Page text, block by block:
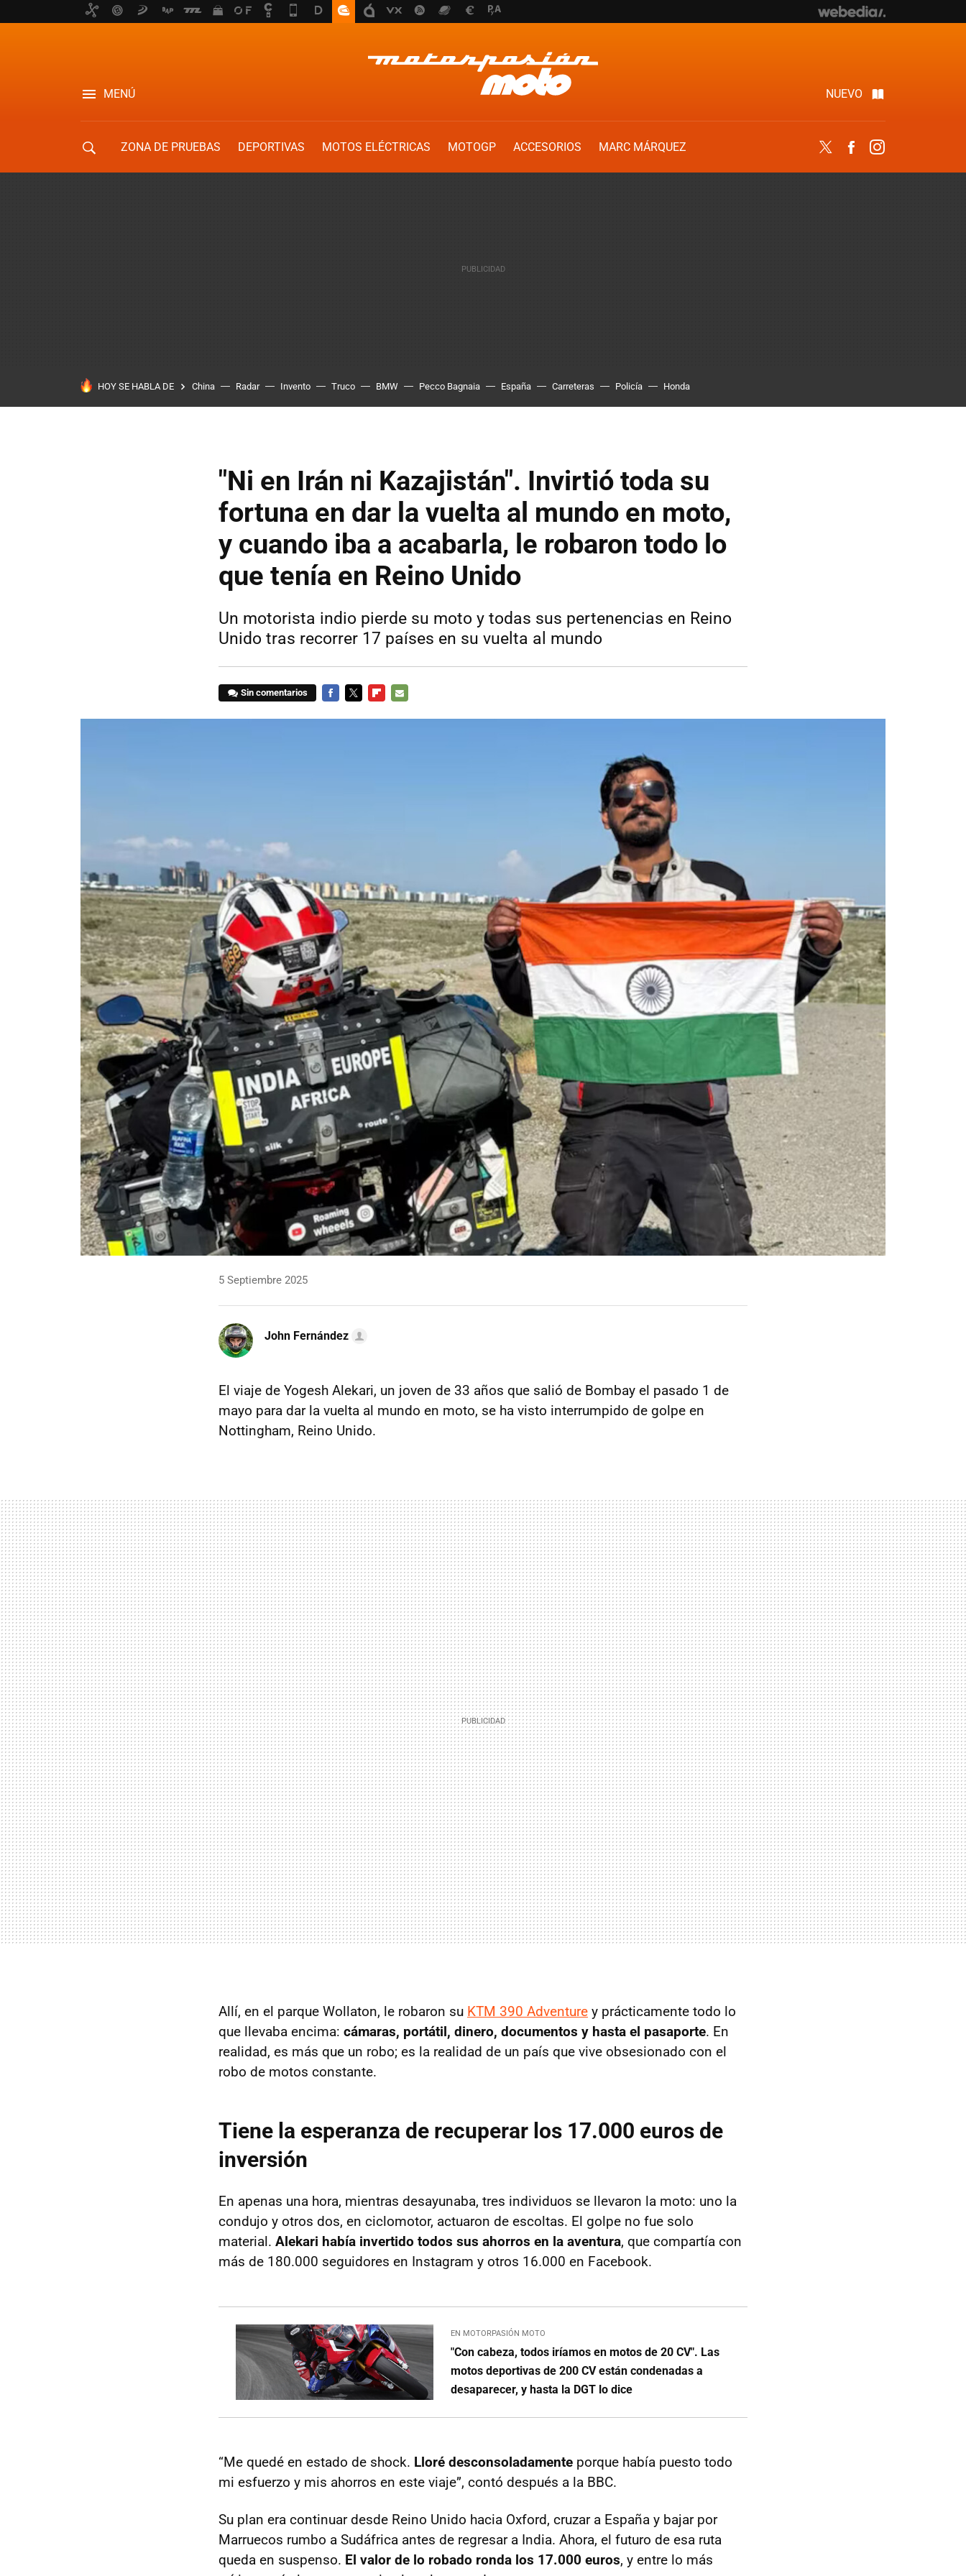
MENÚ NUEVO
ZONA DE PRUEBAS DEPORTIVAS MOTOS ELÉCTRICAS MOTOGP ACCESORIOS
MARC MÁRQUEZ
Twitter Facebook
HOY SE HABLA DE China Radar Invento Truco BMW Pecco Bagnaia España Carreteras Policía Honda
"Ni en Irán ni Kazajistán". Invirtió toda su
fortuna en dar la vuelta al mundo en moto,
y cuando iba a acabarla, le robaron todo lo
que tenía en Reino Unido
Un motorista indio pierde su moto y todas sus pertenencias en Reino
Unido tras recorrer 17 países en su vuelta al mundo
Sin comentarios
5 Septiembre 2025
John Fernández
El viaje de Yogesh Alekari, un joven de 33 años que salió de Bombay el pasado 1 de
mayo para dar la vuelta al mundo en moto, se ha visto interrumpido de golpe en
Nottingham, Reino Unido.
Allí, en el parque Wollaton, le robaron su KTM 390 Adventure y prácticamente todo lo
que llevaba encima: cámaras, portátil, dinero, documentos y hasta el pasaporte. En
realidad, es más que un robo; es la realidad de un país que vive obsesionado con el
robo de motos constante.
Tiene la esperanza de recuperar los 17.000 euros de
inversión
En apenas una hora, mientras desayunaba, tres individuos se llevaron la moto: uno la
condujo y otros dos, en ciclomotor, actuaron de escoltas. El golpe no fue solo
material. Alekari había invertido todos sus ahorros en la aventura, que compartía con
más de 180.000 seguidores en Instagram y otros 16.000 en Facebook.
EN MOTORPASIÓN MOTO
"Con cabeza, todos iríamos en motos de 20 CV". Las
motos deportivas de 200 CV están condenadas a
desaparecer, y hasta la DGT lo dice
“Me quedé en estado de shock. Lloré desconsoladamente porque había puesto todo
mi esfuerzo y mis ahorros en este viaje”, contó después a la BBC.
Su plan era continuar desde Reino Unido hacia Oxford, cruzar a España y bajar por
Marruecos rumbo a Sudáfrica antes de regresar a India. Ahora, el futuro de esa ruta
queda en suspenso. El valor de lo robado ronda los 17.000 euros, y entre lo más